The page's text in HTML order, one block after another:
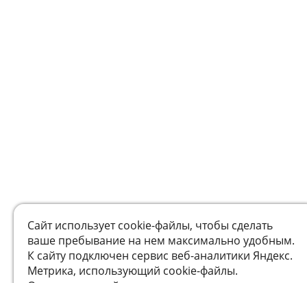
Сайт использует cookie-файлы, чтобы сделать
ваше пребывание на нем максимально удобным.
К cайту подключен сервис веб-аналитики Яндекс.
Метрика, использующий cookie-файлы.